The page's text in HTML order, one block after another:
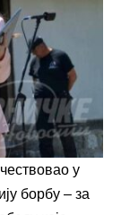
у
борбу – за